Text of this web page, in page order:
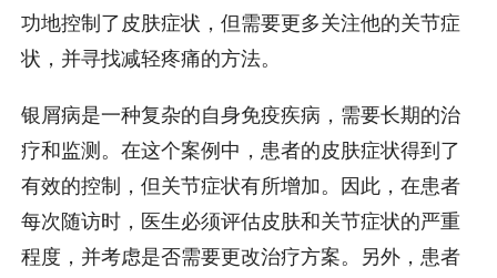
功地控制了皮肤症状，但需要更多关注他的关节症
状，并寻找减轻疼痛的方法。
银屑病是一种复杂的自身免疫疾病，需要长期的治
疗和监测。在这个案例中，患者的皮肤症状得到了
有效的控制，但关节症状有所增加。因此，在患者
每次随访时，医生必须评估皮肤和关节症状的严重
程度，并考虑是否需要更改治疗方案。另外，患者